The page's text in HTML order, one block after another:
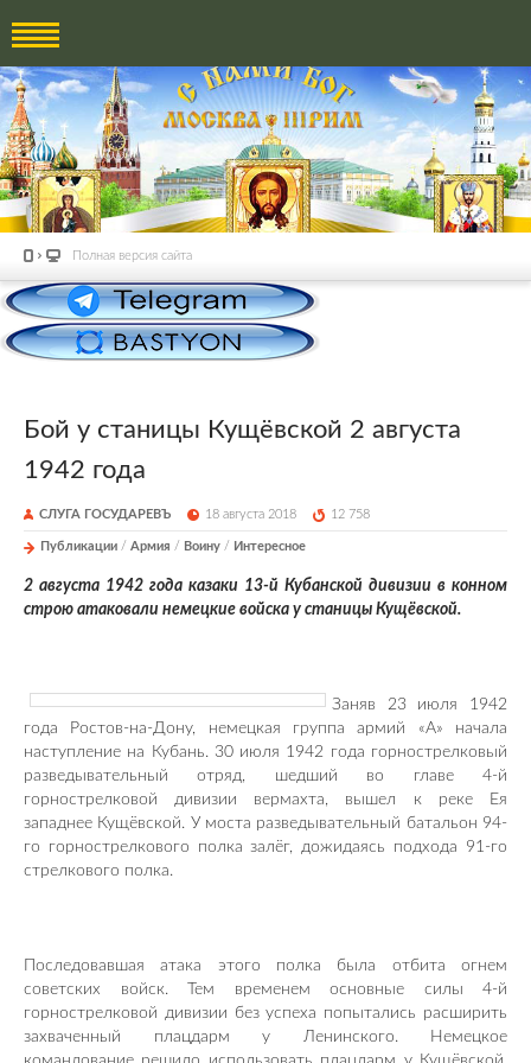
Полная версия сайта
Бой у станицы Кущёвской 2 августа
1942 года
СЛУГА ГОСУДАРЕВЪ 18 августа 2018 12 758
Публикации / Армия / Воину / Интересное
2 августа 1942 года казаки 13-й Кубанской дивизии в конном
строю атаковали немецкие войска у станицы Кущёвской.
Заняв 23 июля 1942
года Ростов-на-Дону, немецкая группа армий «A» начала
наступление на Кубань. 30 июля 1942 года горнострелковый
разведывательный отряд, шедший во главе 4-й
горнострелковой дивизии вермахта, вышел к реке Ея
западнее Кущёвской. У моста разведывательный батальон 94-
го горнострелкового полка залёг, дожидаясь подхода 91-го
стрелкового полка.
Последовавшая атака этого полка была отбита огнем
советских войск. Тем временем основные силы 4-й
горнострелковой дивизии без успеха попытались расширить
захваченный плацдарм у Ленинского. Немецкое